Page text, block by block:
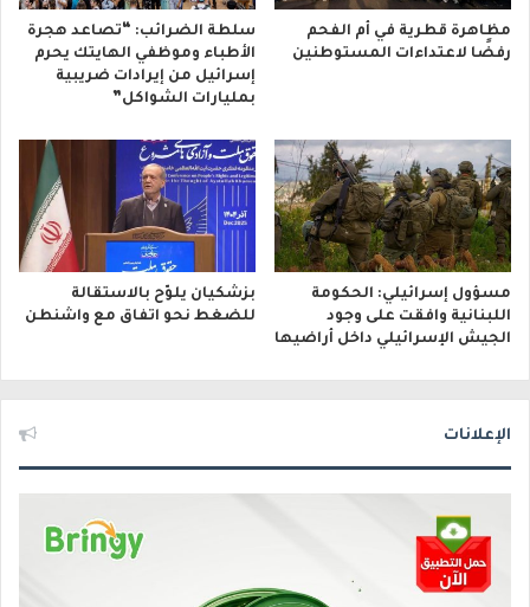
مظاهرة قطرية في أم الفحم
رفضًا لاعتداءات المستوطنين
سلطة الضرائب: “تصاعد هجرة
الأطباء وموظفي الهايتك يحرم
إسرائيل من إيرادات ضريبية
بمليارات الشواكل”
مسؤول إسرائيلي: الحكومة
اللبنانية وافقت على وجود
الجيش الإسرائيلي داخل أراضيها
بزشكيان يلوّح بالاستقالة
للضغط نحو اتفاق مع واشنطن
الإعلانات